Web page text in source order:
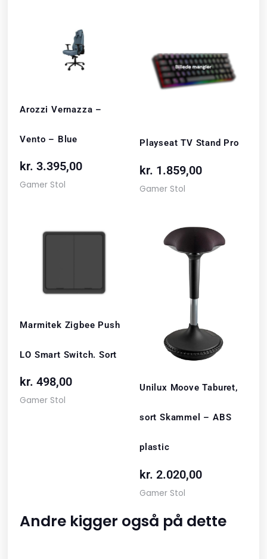
Arozzi Vernazza –
Vento – Blue
kr. 3.395,00
Gamer Stol
Playseat TV Stand Pro
kr. 1.859,00
Gamer Stol
Marmitek Zigbee Push
LO Smart Switch. Sort
kr. 498,00
Gamer Stol
Unilux Moove Taburet,
sort Skammel – ABS
plastic
kr. 2.020,00
Gamer Stol
Andre kigger også på dette